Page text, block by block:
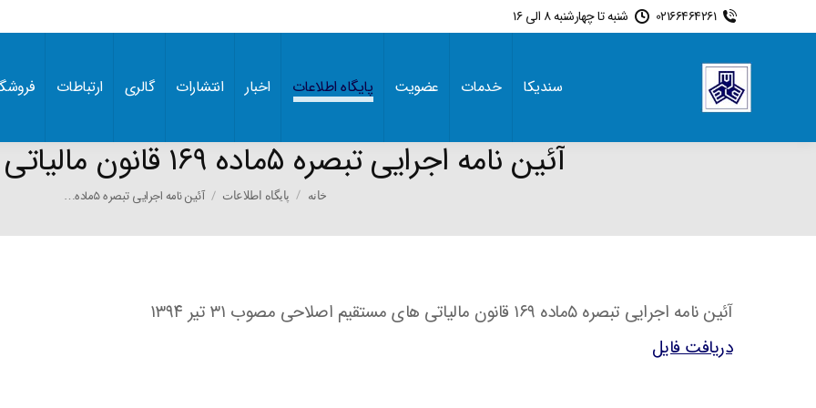
02166464261 شنبه تا چهارشنبه 8 الی 16
سندیکا خدمات عضویت پایگاه اطلاعات اخبار انتشارات گالری ارتباطات
آئین نامه اجرایی تبصره ۵ماده ۱۶۹ قانون مالیاتی های مستقیم
You are here:
خانه پایگاه اطلاعات آئین نامه اجرایی تبصره ۵ماده…
آئین نامه اجرایی تبصره 5ماده ۱۶۹ قانون مالیاتی های مستقیم اصلاحی مصوب ۳۱ تیر ۱۳۹۴
دریافت فایل